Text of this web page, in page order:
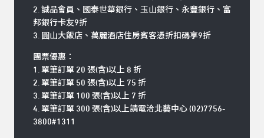
2. 誠品會員、國泰世華銀行、玉山銀行、永豐銀行、富
邦銀行卡友9折
3. 圓山大飯店、萬麗酒店住房賓客憑折扣碼享9折
團票優惠：
1. 單筆訂單 20 張(含)以上 8 折
2. 單筆訂單 50 張(含)以上 75 折
3. 單筆訂單 100 張(含)以上 7 折
4. 單筆訂單 300 張(含)以上請電洽北藝中心 (02)7756-
3800#1311